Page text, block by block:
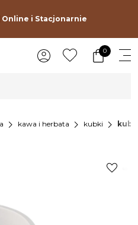
Online i Stacjonarnie
0
chevron_right kawa i herbata chevron_right kubki chevron_right
favorite